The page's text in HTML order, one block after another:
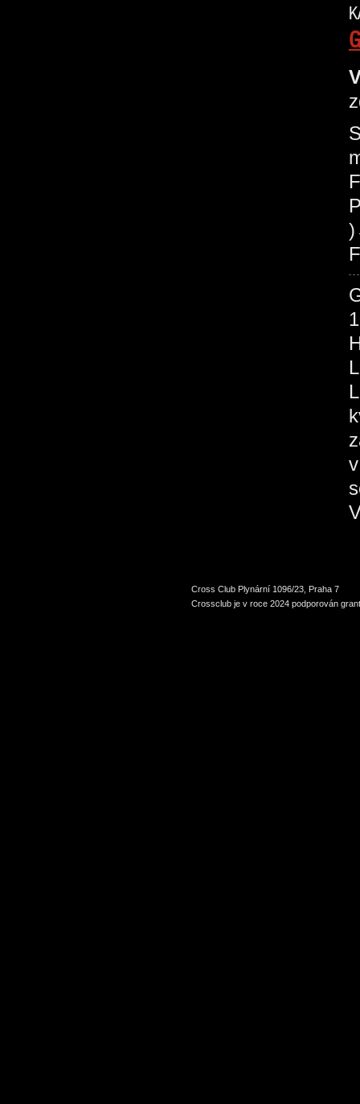
Cross Club Plynární 1096/23, Praha 7
Crossclub je v roce 2024 podporován